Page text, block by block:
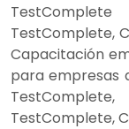
TestComplete,
Capacitación
para empresas
TestComplete,